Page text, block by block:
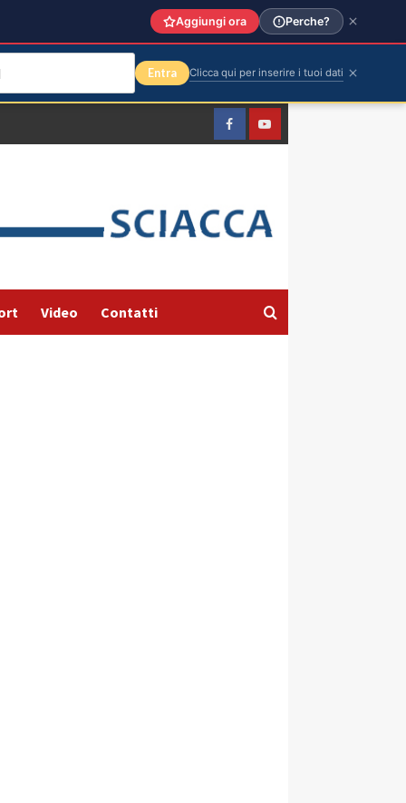
FacebookYountube
Video Contatti
Aggiungi ora Perche?
Entra Clicca qui per inserire i tuoi dati